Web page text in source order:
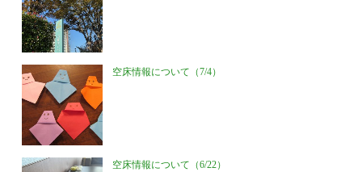
空床情報について（7/4）
空床情報について（6/22）